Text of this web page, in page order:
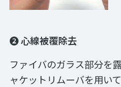
❷ 心線被覆除去
ファイバのガラス部分を
ャケットリムーバを用い